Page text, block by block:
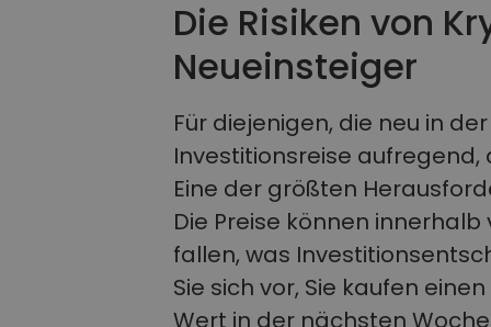
Die Risiken von
Neueinsteiger
Für diejenigen, die neu in
Investitionsreise
Eine der größten
Die Preise können
fallen, was
Sie sich vor, Sie kaufen
Wert in der nächsten